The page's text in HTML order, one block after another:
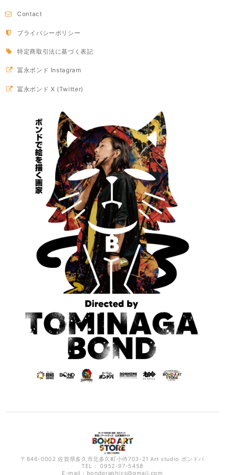
Contact
プライバシーポリシー
特定商取引法に基づく表記
冨永ボンド Instagram
冨永ボンド X (Twitter)
〒846-0002 佐賀県多久市北多久町小侍703-21 Art studio ボンドバ
TEL： 0952-97-5458
E-mail： bondgraphics@gmail.com